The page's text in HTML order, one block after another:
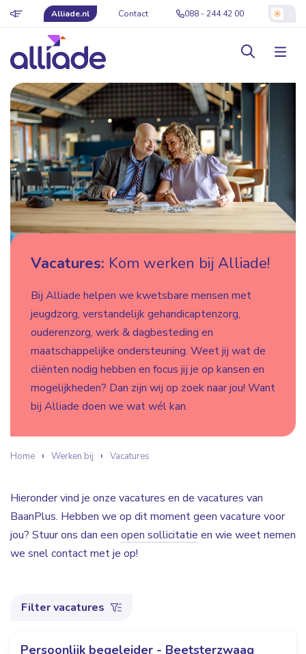
Alliade.nl Contact 088 - 244 42 00
Vacatures: Kom werken bij Alliade!
Bij Alliade helpen we kwetsbare mensen met
jeugdzorg, verstandelijk gehandicaptenzorg,
ouderenzorg, werk & dagbesteding en
maatschappelijke ondersteuning. Weet jij wat de
cliënten nodig hebben en focus jij je op kansen en
mogelijkheden? Dan zijn wij op zoek naar jou! Want
bij Alliade doen we wat wél kan.
Home Werken bij Vacatures
Hieronder vind je onze vacatures en de vacatures van
BaanPlus. Hebben we op dit moment geen vacature voor
jou? Stuur ons dan een open sollicitatie en wie weet nemen
we snel contact met je op!
Filter vacatures
Persoonlijk begeleider - Beetsterzwaag